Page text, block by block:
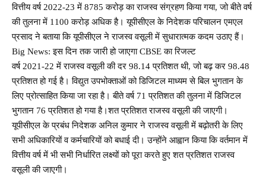
वित्तीय वर्ष 2022-23 में 8785 करोड़ का राजस्व संग्रहण किया गया, जो बीते वर्ष
की तुलना में 1100 करोड़ अधिक है। यूपीसीएल के निदेशक परिचालन एमएल
प्रसाद ने बताया कि यूपीसीएल ने राजस्व वसूली में सुधारात्मक कदम उठाए हैं।
Big News: इस दिन तक जारी हो जाएगा CBSE का रिजल्ट
वर्ष 2021-22 में राजस्व वसूली की दर 98.14 प्रतिशत थी, जो बढ़ कर 98.48
प्रतिशत हो गई है। विद्युत उपभोक्ताओं को डिजिटल माध्यम से बिल भुगतान के
लिए प्रोत्साहित किया जा रहा है। बीते वर्ष 71 प्रतिशत की तुलना में डिजिटल
भुगतान 76 प्रतिशत हो गया है।शत प्रतिशत राजस्व वसूली की जाएगी।
यूपीसीएल के प्रबंध निदेशक अनिल कुमार ने राजस्व वसूली में बढ़ोतरी के लिए
सभी अधिकारियों व कर्मचारियों को बधाई दी। उन्होंने आह्वान किया कि वर्तमान में
वित्तीय वर्ष में भी सभी निर्धारित लक्ष्यों को पूरा करते हुए शत प्रतिशत राजस्व
वसूली की जाएगी।